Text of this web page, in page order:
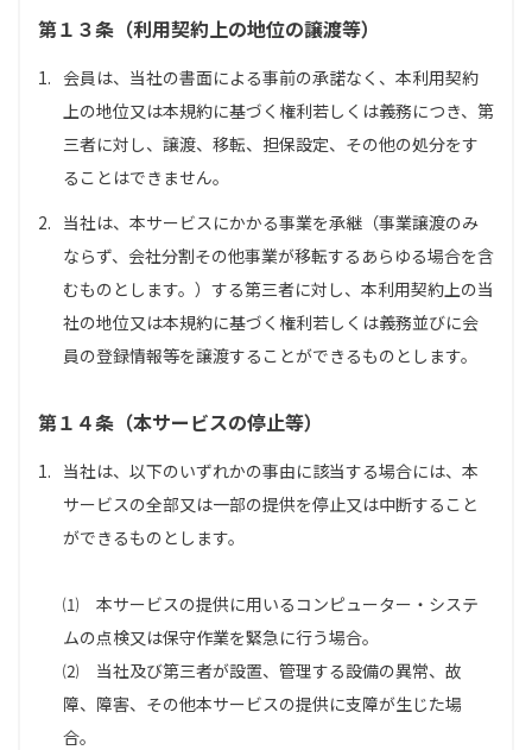
第１３条（利用契約上の地位の譲渡等）
1. 会員は、当社の書面による事前の承諾なく、本利用契約
上の地位又は本規約に基づく権利若しくは義務につき、第
三者に対し、譲渡、移転、担保設定、その他の処分をす
ることはできません。
2. 当社は、本サービスにかかる事業を承継（事業譲渡のみ
ならず、会社分割その他事業が移転するあらゆる場合を含
むものとします。）する第三者に対し、本利用契約上の当
社の地位又は本規約に基づく権利若しくは義務並びに会
員の登録情報等を譲渡することができるものとします。
第１４条（本サービスの停止等）
1. 当社は、以下のいずれかの事由に該当する場合には、本
サービスの全部又は一部の提供を停止又は中断すること
ができるものとします。
⑴ 本サービスの提供に用いるコンピューター・システ
ムの点検又は保守作業を緊急に行う場合。
⑵ 当社及び第三者が設置、管理する設備の異常、故
障、障害、その他本サービスの提供に支障が生じた場
合。